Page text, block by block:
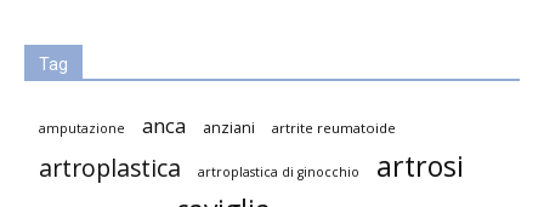
Tag
amputazione anca anziani artrite reumatoide
artroplastica artroplastica di ginocchio artrosi